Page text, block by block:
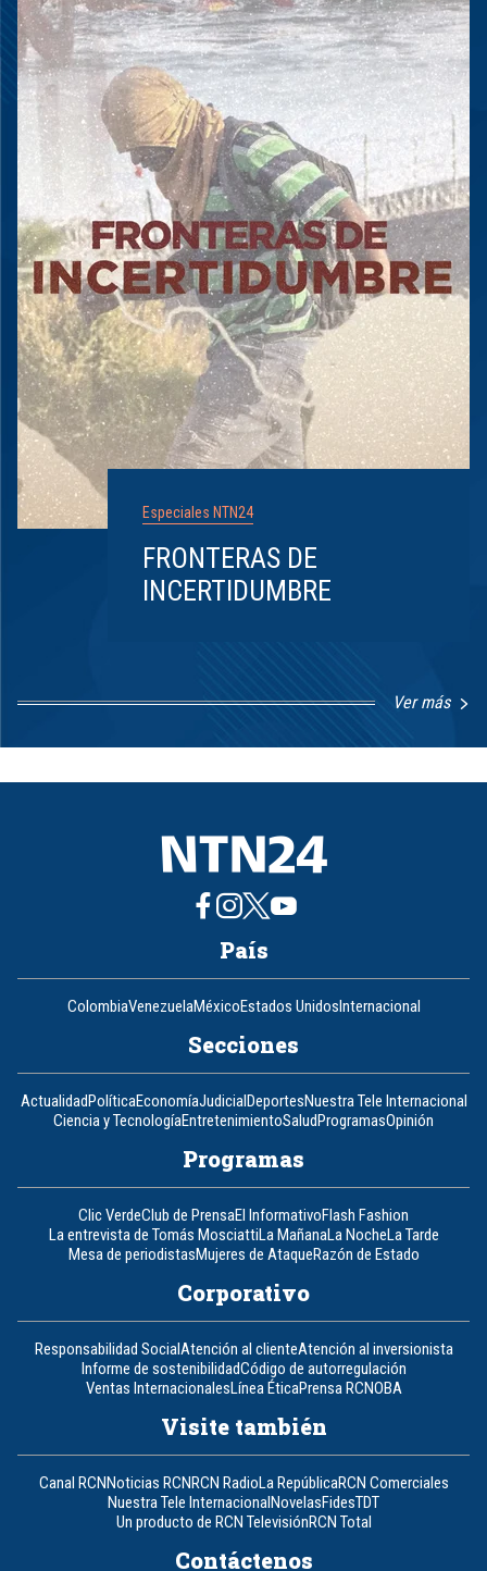
Especiales NTN24
FRONTERAS DE
INCERTIDUMBRE
Ver más
1
8
País
ColombiaVenezuelaMéxicoEstados UnidosInternacional
Secciones
ActualidadPolíticaEconomíaJudicialDeportesNuestra Tele Internacional
Ciencia y TecnologíaEntretenimientoSaludProgramasOpinión
Programas
Clic VerdeClub de PrensaEl InformativoFlash Fashion
La entrevista de Tomás MosciattiLa MañanaLa NocheLa Tarde
Mesa de periodistasMujeres de AtaqueRazón de Estado
Corporativo
Responsabilidad SocialAtención al clienteAtención al inversionista
Informe de sostenibilidadCódigo de autorregulación
Ventas InternacionalesLínea ÉticaPrensa RCNOBA
Visite también
Canal RCNNoticias RCNRCN RadioLa RepúblicaRCN Comerciales
Nuestra Tele InternacionalNovelasFidesTDT
Un producto de RCN TelevisiónRCN Total
Contáctenos